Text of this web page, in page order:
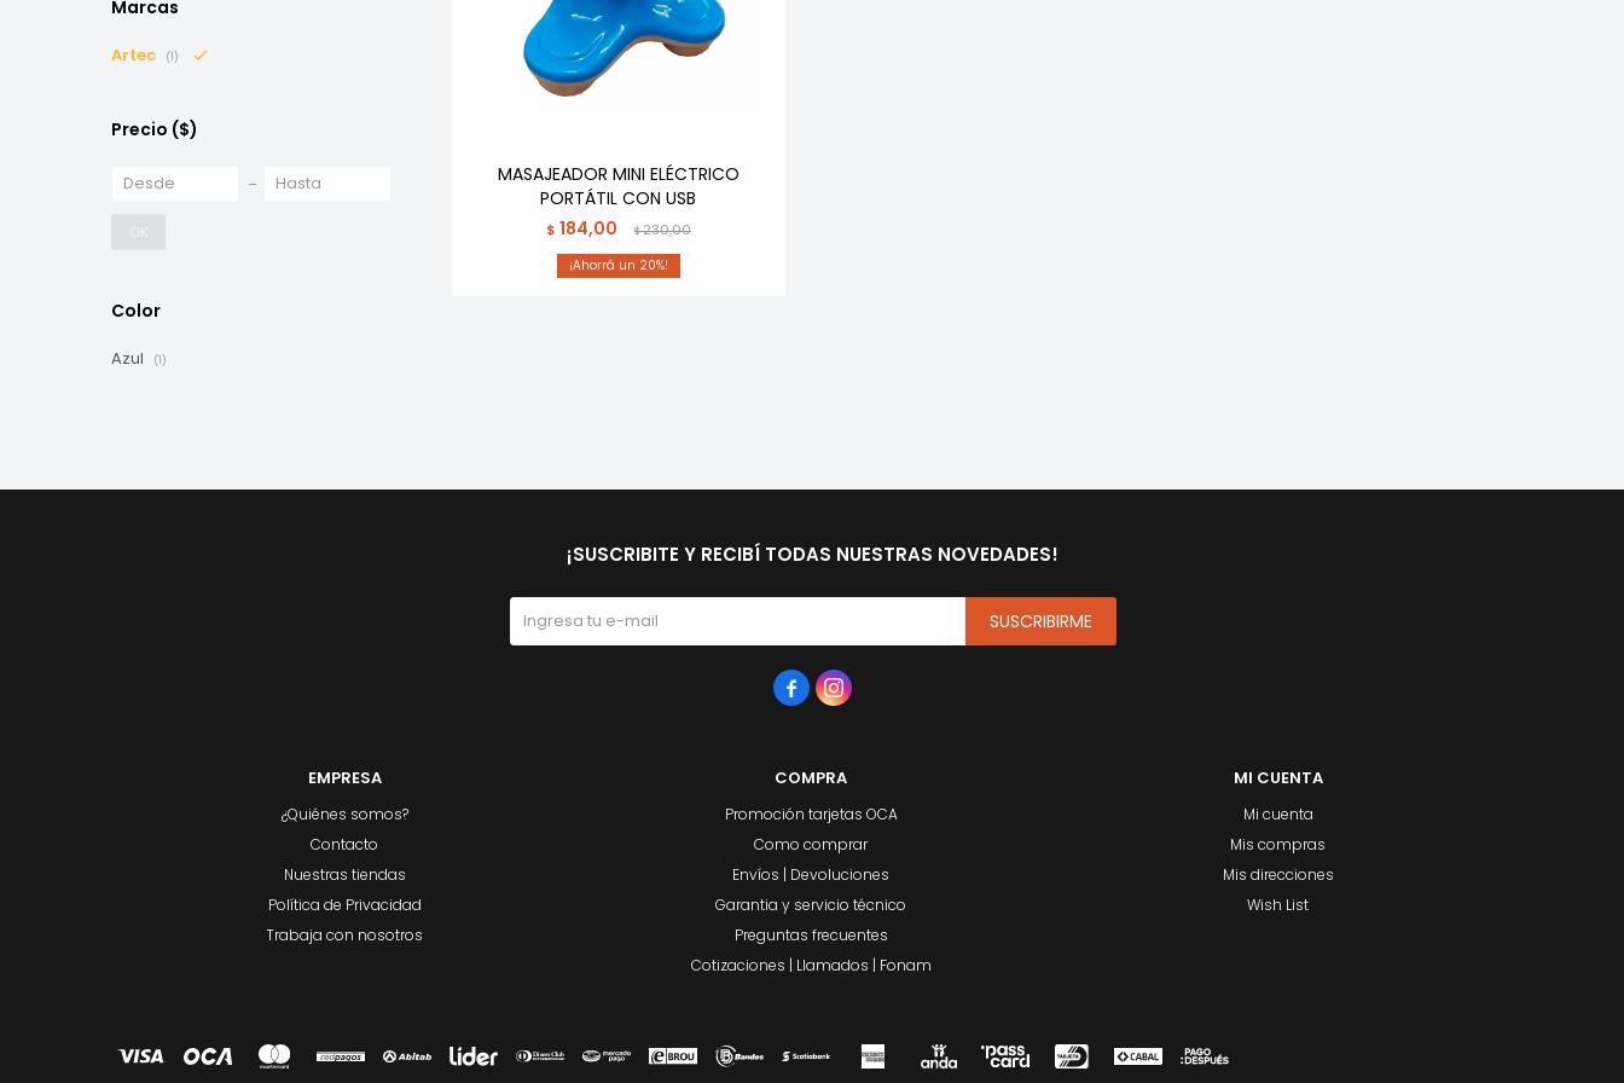
MASAJEADOR MINI ELÉCTRICO
PORTÁTIL CON USB
$ 184,00 $230,00
20
Marcas
Artec (1)
Precio ($)
OK
Color
Azul (1)
EMPRESA
¿Quiénes somos?
Contacto
Nuestras tiendas
Política de Privacidad
Trabaja con nosotros
COMPRA
Promoción tarjetas OCA
Como comprar
Envíos | Devoluciones
Garantia y servicio técnico
Preguntas frecuentes
Cotizaciones | Llamados | Fonam
MI CUENTA
Mi cuenta
Mis compras
Mis direcciones
Wish List
¡SUSCRIBITE Y RECIBÍ TODAS NUESTRAS NOVEDADES!
SUSCRIBIRME
 